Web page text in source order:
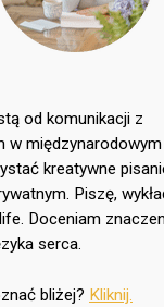
od komunikacji z
w międzynarodowym
kreatywne
Piszę,
Doceniam
serca.
bliżej? Kliknij.